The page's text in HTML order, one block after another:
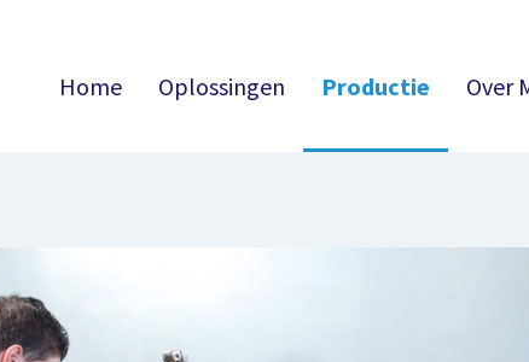
Home Oplossingen Productie Over